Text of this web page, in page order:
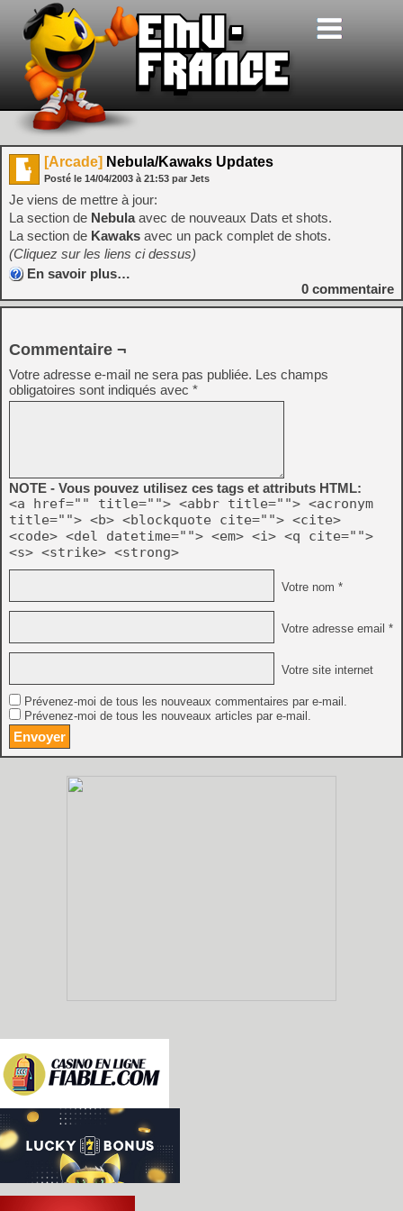
[Arcade] Nebula/Kawaks Updates
Posté le 14/04/2003 à 21:53 par Jets
Je viens de mettre à jour:
La section de Nebulaavec de nouveaux Dats et shots.
La section de Kawaks avec un pack complet de shots.
(Cliquez sur les liens ci dessus)
En savoir plus…
0 commentaire
Commentaire ¬
Votre adresse e-mail ne sera pas publiée. Les champs
obligatoires sont indiqués avec *
NOTE - Vous pouvez utilisez ces tags et attributs HTML:
<a href="" title=""> <abbr title=""> <acronym
title=""> <b> <blockquote cite=""> <cite>
<code> <del datetime=""> <em> <i> <q cite="">
<s> <strike> <strong>
Votre nom *
Votre adresse email *
Votre site internet
Prévenez-moi de tous les nouveaux commentaires par e-mail.
Prévenez-moi de tous les nouveaux articles par e-mail.